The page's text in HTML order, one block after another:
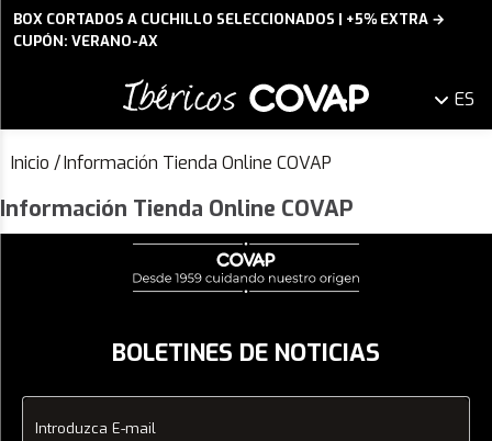
BOX CORTADOS A CUCHILLO SELECCIONADOS | +5% EXTRA →
CUPÓN: VERANO-AX
ES
Inicio /Información Tienda Online COVAP
Información Tienda Online COVAP
BOLETINES DE NOTICIAS
Introduzca E-mail